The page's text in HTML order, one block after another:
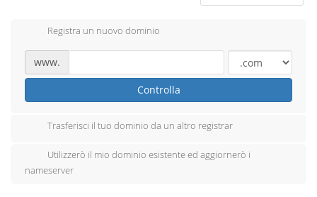
Registra un nuovo dominio
www.
Controlla
Trasferisci il tuo dominio da un altro registrar
Utilizzerò il mio dominio esistente ed aggiornerò i
nameserver